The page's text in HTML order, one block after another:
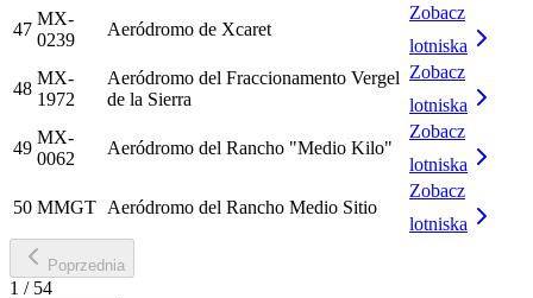
47
MX-
0239
Aeródromo de Xcaret
Zobacz
lotniska
48
MX-
1972
Aeródromo del Fraccionamento Vergel
de la Sierra
Zobacz
lotniska
49
MX-
0062
Aeródromo del Rancho "Medio Kilo"
Zobacz
lotniska
50 MMGT Aeródromo del Rancho Medio Sitio
Zobacz
lotniska
Poprzednia
1 / 54